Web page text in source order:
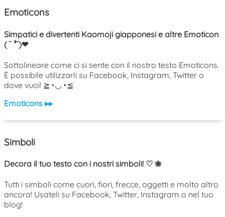
Emoticons
Simpatici e divertenti Kaomoji giapponesi e altre Emoticon
( ˘ ³˘)❤
Sottolineare come ci si sente con il nostro testo Emoticons.
È possibile utilizzarli su Facebook, Instagram, Twitter o
dove vuoi! ≧◔◡◔≦
Emoticons ▸▸
Simboli
Decora il tuo testo con i nostri simboli! ♡ ❀
Tutti i simboli come cuori, fiori, frecce, oggetti e molto altro
ancora! Usateli su Facebook, Twitter, Instagram o nel tuo
blog!